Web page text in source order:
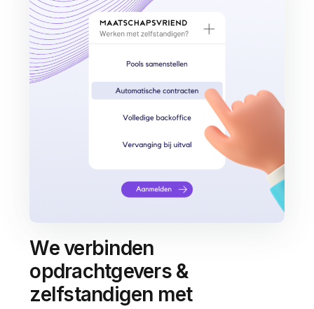
We verbinden
opdrachtgevers &
zelfstandigen met